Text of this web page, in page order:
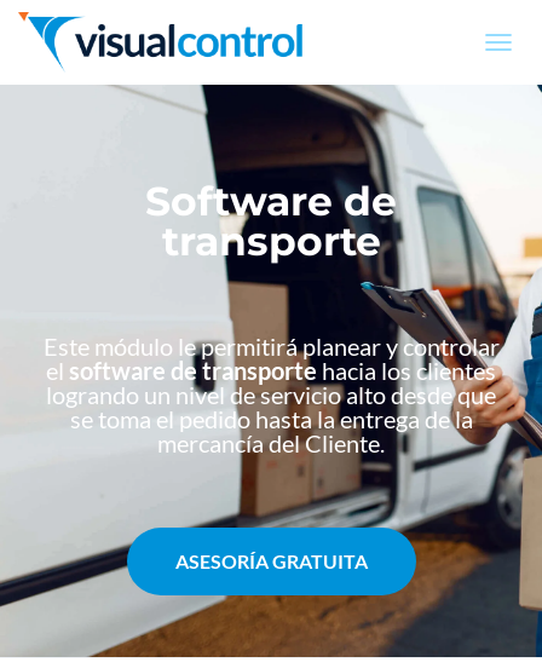
I
G
A
T
I
O
N
Software de
transporte
Este módulo le permitirá planear y controlar
el software de transporte hacia los clientes
logrando un nivel de servicio alto desde que
se toma el pedido hasta la entrega de la
mercancía del Cliente.
ASESORÍA GRATUITA